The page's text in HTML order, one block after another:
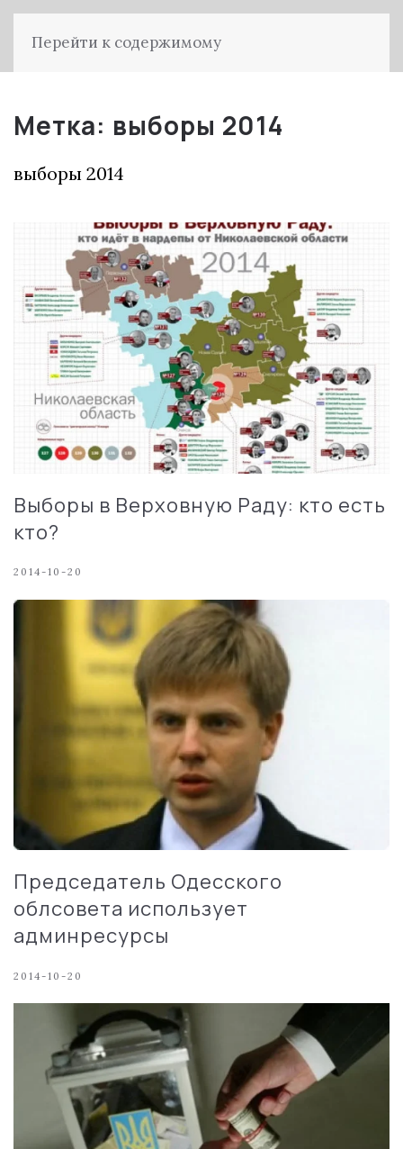
Перейти к содержимому
Метка: выборы 2014
выборы 2014
Выборы в Верховную Раду: кто есть
кто?
2014-10-20
Председатель Одесского
облсовета использует
админресурсы
2014-10-20